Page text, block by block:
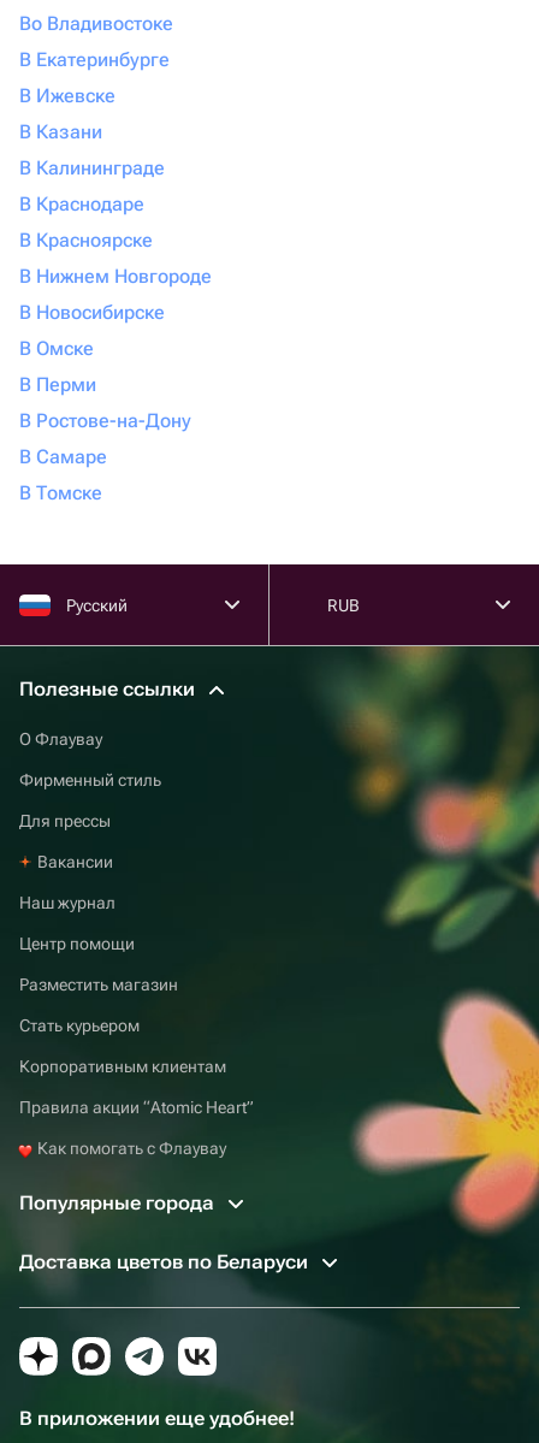
Во Владивостоке
В Екатеринбурге
В Ижевске
В Казани
В Калининграде
В Краснодаре
В Красноярске
В Нижнем Новгороде
В Новосибирске
В Омске
В Перми
В Ростове-на-Дону
В Самаре
В Томске
Русский RUB
Полезные ссылки
О Флаувау
Фирменный стиль
Для прессы
Вакансии
Наш журнал
Центр помощи
Разместить магазин
Стать курьером
Корпоративным клиентам
Правила акции “Atomic Heart”
Как помогать с Флаувау
Популярные города
Доставка цветов по Беларуси
В приложении еще удобнее!